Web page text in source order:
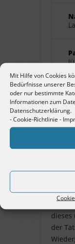
Mit Hilfe von Cookies
Bedürfnisse unserer
oder nur bestimmte
Informationen zum
Datenschutzerklärung.
-Cookie-Richtlinie -
geb.
Jude.
stirbt,
wird
der